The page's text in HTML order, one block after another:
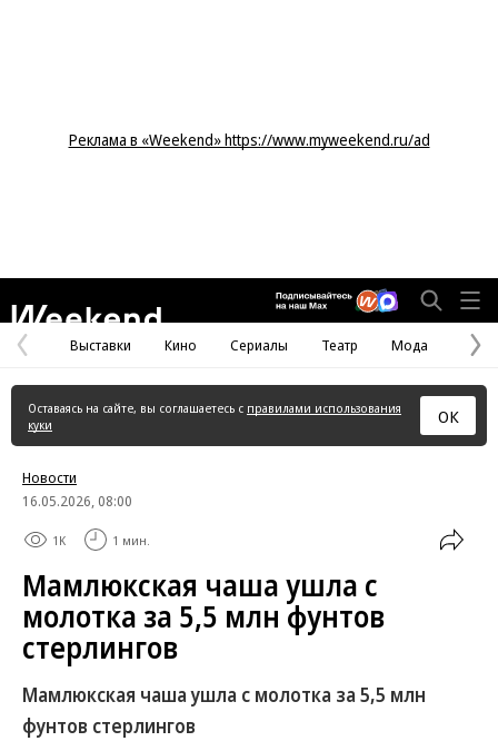
Реклама в «Weekend» https://www.myweekend.ru/ad
Предыдущая
страница
Выставки Кино Сериалы Театр Мода
Оставаясь на сайте, вы соглашаетесь с правилами использования
куки
ОК
Новости
16.05.2026, 08:00
1K 1 мин.
Мамлюкская чаша ушла с
молотка за 5,5 млн фунтов
стерлингов
Мамлюкская чаша ушла с молотка за 5,5 млн
фунтов стерлингов